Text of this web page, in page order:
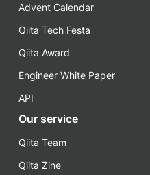
Advent Calendar
Qiita Tech Festa
Qiita Award
Engineer White Paper
API
Our service
Qiita Team
Qiita Zine